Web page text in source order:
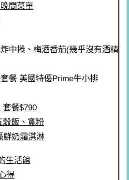
間菜單
中捲、梅酒番茄(幾乎沒有酒精
餐 美國特優Prime牛小排
套餐$790
穀飯、寬粉
鮮奶霜淇淋
生活館
得